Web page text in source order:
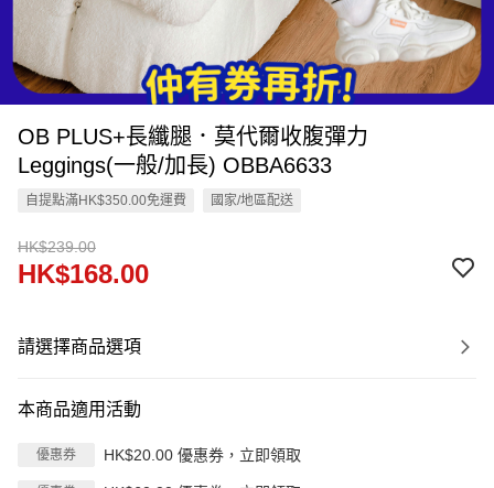
OB PLUS+長纖腿．莫代爾收腹彈力
Leggings(一般/加長) OBBA6633
自提點滿HK$350.00免運費 國家/地區配送
HK$239.00
HK$168.00
請選擇商品選項
本商品適用活動
優惠券 HK$20.00 優惠券，立即領取